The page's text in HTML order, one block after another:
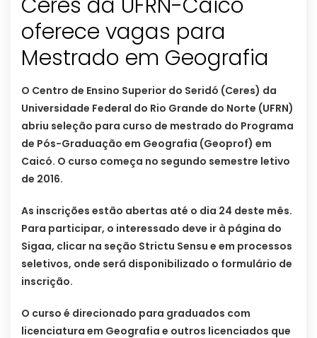
oferece vagas para
Mestrado em Geografia
O Centro de Ensino Superior do Seridó (Ceres) da
Universidade Federal do Rio Grande do Norte (UFRN)
abriu seleção para curso de mestrado do Programa
de Pós-Graduação em Geografia (Geoprof) em
Caicó. O curso começa no segundo semestre letivo
de 2016.
As inscrições estão abertas até o dia 24 deste mês.
Para participar, o interessado deve ir à página do
Sigaa, clicar na seção Strictu Sensu e em processos
seletivos, onde será disponibilizado o formulário de
inscrição.
O curso é direcionado para graduados com
licenciatura em Geografia e outros licenciados que